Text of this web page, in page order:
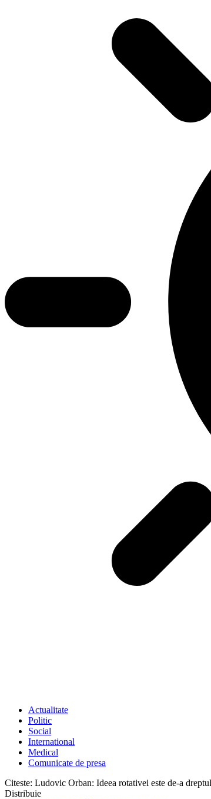
Actualitate
Politic
Social
International
Medical
Comunicate de presa
Citeste: Ludovic Orban: Ideea rotativei este de-a
Distribuie